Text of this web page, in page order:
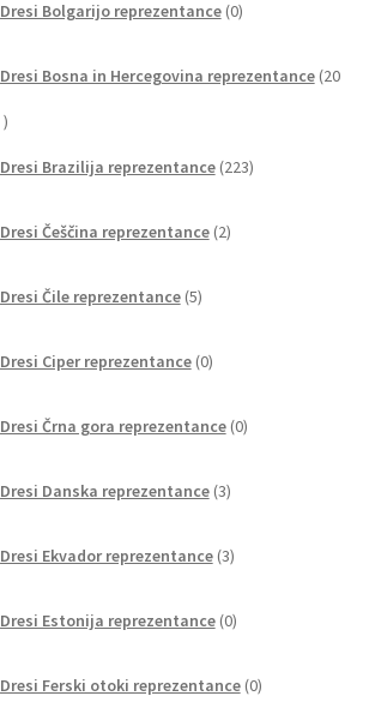
Dresi Bolgarijo reprezentance 0izdelkov
Dresi Bosna in Hercegovina reprezentance 20
20
Dresi Brazilija reprezentance 223izdelkov
Dresi Češčina reprezentance 2izdelka
Dresi Čile reprezentance 5izdelkov
Dresi Ciper reprezentance 0izdelkov
Dresi Črna gora reprezentance 0izdelkov
Dresi Danska reprezentance 3izdelki
Dresi Ekvador reprezentance 3izdelki
Dresi Estonija reprezentance 0izdelkov
Dresi Ferski otoki reprezentance 0izdelkov